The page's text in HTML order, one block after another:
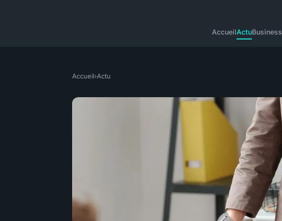
AccueilActuBusiness
Accueil›Actu